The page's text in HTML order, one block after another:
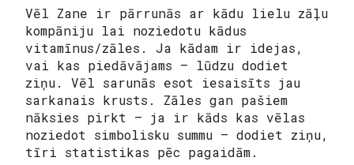
Vēl Zane ir pārrunās ar kādu lielu zāļu
kompāniju lai noziedotu kādus
vitamīnus/zāles. Ja kādam ir idejas,
vai kas piedāvājams – lūdzu dodiet
ziņu. Vēl sarunās esot iesaisīts jau
sarkanais krusts. Zāles gan pašiem
nāksies pirkt – ja ir kāds kas vēlas
noziedot simbolisku summu – dodiet ziņu,
tīri statistikas pēc pagaidām.